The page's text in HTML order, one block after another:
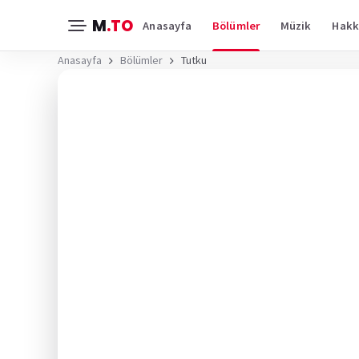
M.TO Anasayfa Bölümler Müzik
Anasayfa Bölümler Tutku